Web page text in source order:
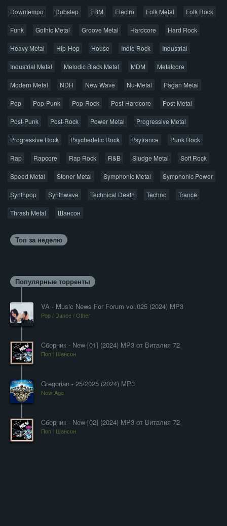
Downtempo Dubstep EBM Electro Folk Metal Folk Rock
Funk Gothic Metal Groove Metal Hardcore Hard Rock
Heavy Metal Hip-Hop House Indie Rock Industrial
Industrial Metal Melodic Black Metal MDM Metalcore
Modern Metal NDH New Wave Nu-Metal Pagan Metal
Pop Pop-Punk Pop-Rock Post-Hardcore Post-Metal
Post-Punk Post-Rock Power Metal Progressive Metal
Progressive Rock Psychedelic Rock Psytrance Punk Rock
Rap Rapcore Rap Rock R&B Sludge Metal Soft Rock
Speed Metal Stoner Metal Symphonic Metal Symphonic Power
Synthpop Synthwave Technical Death Techno Trance
Thrash Metal Шансон
Топ за неделю
Популярные торренты
VA - Music News For Forum vol.025 (2024) MP3
Pop / Dance / Other
Cборник - New [01] (2024) MP3 от Виталия 72
Поп / Шансон
Gregorian - 25/2025 (2024) MP3
New-Age
Cборник - New [02] (2024) MP3 от Виталия 72
Поп / Шансон
Главная Поиск по сайту
Карта сайта
Джаз
Метал Поп Рэп Рок Шансон
Весь материал выложен для ознакомления, после
лицензионную копию.